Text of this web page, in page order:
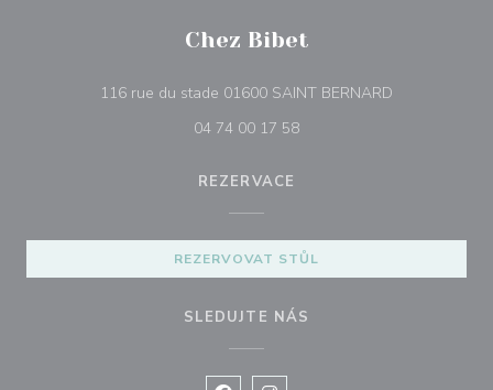
Chez Bibet
116 rue du stade 01600 SAINT BERNARD
04 74 00 17 58
REZERVACE
REZERVOVAT STŮL
SLEDUJTE NÁS